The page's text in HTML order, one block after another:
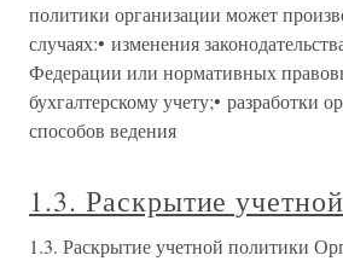
политики организации может
случаях:• изменения
Федерации или нормативных
бухгалтерскому учету;• разработки
способов ведения
1.3. Раскрытие
1.3. Раскрытие учетной политики